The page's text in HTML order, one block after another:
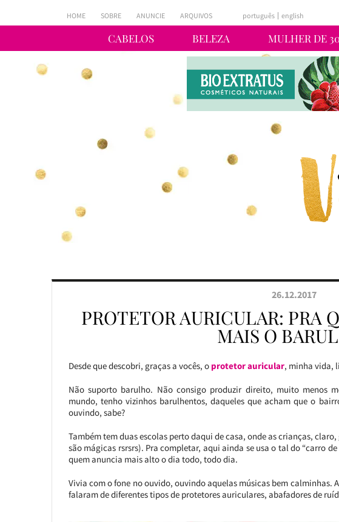
CABELOS BELEZA MULHER DE
HOME SOBRE ANUNCIE ARQUIVOS português english
26.12.2017
PROTETOR AURICULAR: PRA
MAIS O
Desde que descobri, graças a vocês, oprotetor auricular, minha vida,
Não suporto barulho. Não consigo produzir direito, muito menos
mundo, tenho vizinhos barulhentos, daqueles que acham que o
ouvindo, sabe?
Também tem duas escolas perto daqui de casa, onde as crianças,
são mágicas rsrsrs). Pra completar, aqui ainda se usa o tal do “carro
quem anuncia mais alto o dia todo, todo dia.
Vivia com o fone no ouvido, ouvindo aquelas músicas bem calminhas.
falaram de diferentes tipos de protetores auriculares, abafadores de